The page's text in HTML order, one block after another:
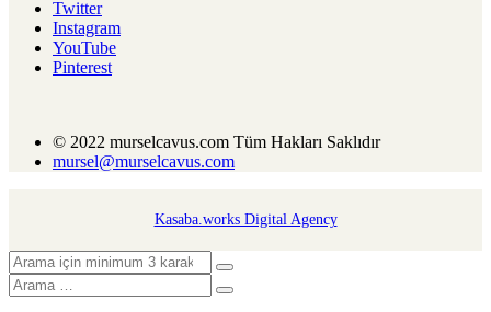
Twitter
Instagram
YouTube
Pinterest
© 2022 murselcavus.com Tüm Hakları Saklıdır
mursel@murselcavus.com
Kasaba.works Digital Agency